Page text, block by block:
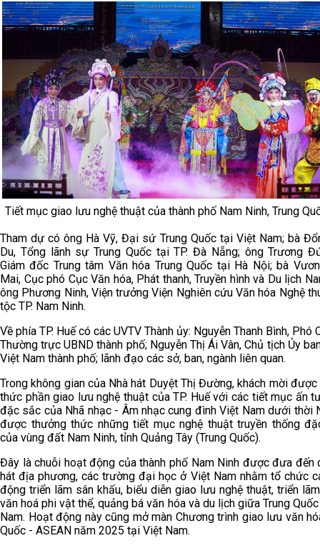
Tiết mục giao lưu nghệ thuật của thành phố Nam Ninh, Trung
Tham dự có ông Hà Vỹ, Đại sứ Trung Quốc tại Việt Nam; bà
Du, Tổng lãnh sự Trung Quốc tại TP. Đà Nẵng; ông Trương
Giám đốc Trung tâm Văn hóa Trung Quốc tại Hà Nội; bà
Mai, Cục phó Cục Văn hóa, Phát thanh, Truyền hình và Du lịch
ông Phương Ninh, Viện trưởng Viện Nghiên cứu Văn hóa Nghệ
tộc TP. Nam Ninh.
Về phía TP. Huế có các UVTV Thành ủy: Nguyễn Thanh Bình, Phó
Thường trực UBND thành phố; Nguyễn Thị Ái Vân, Chủ tịch Ủy
Việt Nam thành phố; lãnh đạo các sở, ban, ngành liên quan.
Trong không gian của Nhà hát Duyệt Thị Đường, khách mời
thức phần giao lưu nghệ thuật của TP. Huế với các tiết mục ấn
đặc sắc của Nhã nhạc - Âm nhạc cung đình Việt Nam dưới thời
được thưởng thức những tiết mục nghệ thuật truyền thống
của vùng đất Nam Ninh, tỉnh Quảng Tây (Trung Quốc).
Đây là chuỗi hoạt động của thành phố Nam Ninh được đưa đến
hát địa phương, các trường đại học ở Việt Nam nhằm tổ chức
động triển lãm sân khấu, biểu diễn giao lưu nghệ thuật, triển
văn hoá phi vật thể, quảng bá văn hóa và du lịch giữa Trung
Nam. Hoạt động này cũng mở màn Chương trình giao lưu văn
Quốc - ASEAN năm 2025 tại Việt Nam.